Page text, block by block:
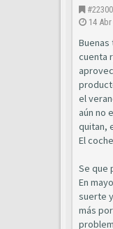
14
Buenas
cuenta
el
aún no
quitan,
El
Se que
En
suerte
más